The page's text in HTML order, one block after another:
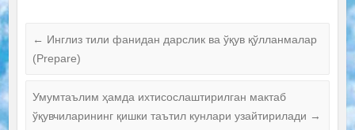
← Инглиз тили фанидан дарслик ва ўқув қўлланмалар
(Prepare)
Умумтаълим ҳамда ихтисослаштирилган мактаб
ўқувчиларининг қишки таътил кунлари узайтирилади →